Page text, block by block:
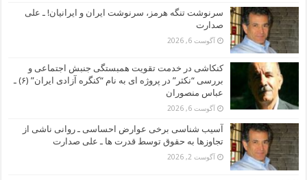
سرنوشت تنگه هرمز، سرنوشت ایران و ایرانیان! ـ علی
صدارت
آگوست 6, 2026
کنکاشی در خدمت تقویت همبستگی جنبش اجتماعی و
بررسی “نکثر” در پروژه ای به نام “کنگره آزادی ایران” (۶) ـ
عباس منصوران
آگوست 6, 2026
آسیب شناسی برخی عوارض احساسی ـ روانی ناشی از
تجاوزها به حقوق توسط قدرت ها ـ علی صدارت
آگوست 2, 2026